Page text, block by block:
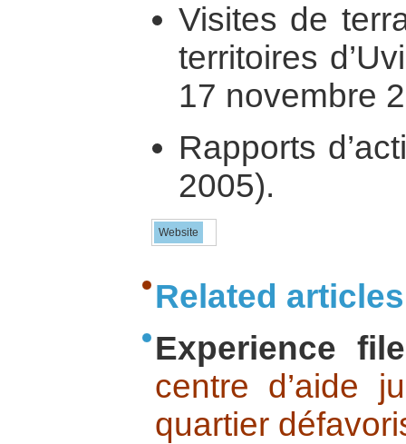
Visites de
territoires
17 novembre
Rapports
2005).
Website
Related articles
Experience
centre d’aide
quartier